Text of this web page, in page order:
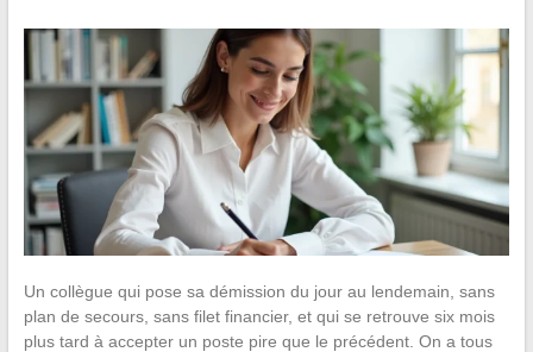
Un collègue qui pose sa démission du jour au lendemain, sans
plan de secours, sans filet financier, et qui se retrouve six mois
plus tard à accepter un poste pire que le précédent. On a tous